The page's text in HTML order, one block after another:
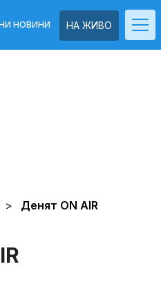
НА ЖИВО
НОВИНИ
Денят ON AIR